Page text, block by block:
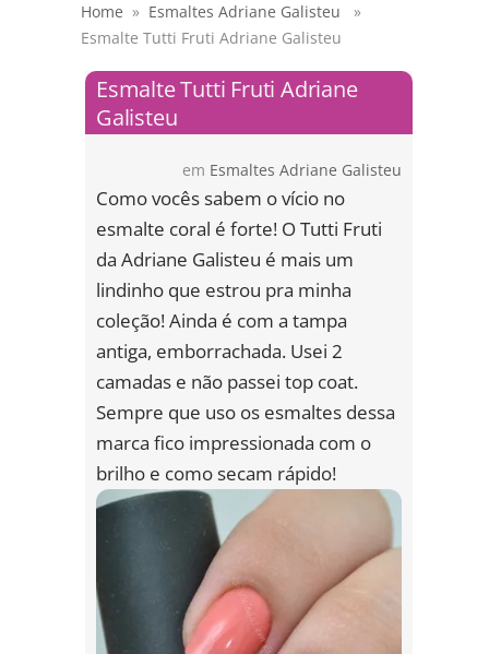
Home » Esmaltes Adriane Galisteu »
Esmalte Tutti Fruti Adriane Galisteu
Esmalte Tutti Fruti Adriane
Galisteu
em Esmaltes Adriane Galisteu
Como vocês sabem o vício no
esmalte coral é forte! O Tutti Fruti
da Adriane Galisteu é mais um
lindinho que estrou pra minha
coleção! Ainda é com a tampa
antiga, emborrachada. Usei 2
camadas e não passei top coat.
Sempre que uso os esmaltes dessa
marca fico impressionada com o
brilho e como secam rápido!